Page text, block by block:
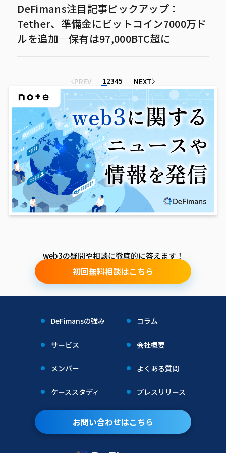
DeFimans注目記事ピックアップ：
Tether、準備金にビットコイン7000万ド
ルを追加—保有は97,000BTC超に
PREV 12345 NEXT
web3の疑問や相談に徹底的に答えます！
初回無料相談はこちら
DeFimansの強み コラム
サービス 会社概要
メンバー よくある質問
ケーススタディ プレスリリース
お問い合わせはこちら